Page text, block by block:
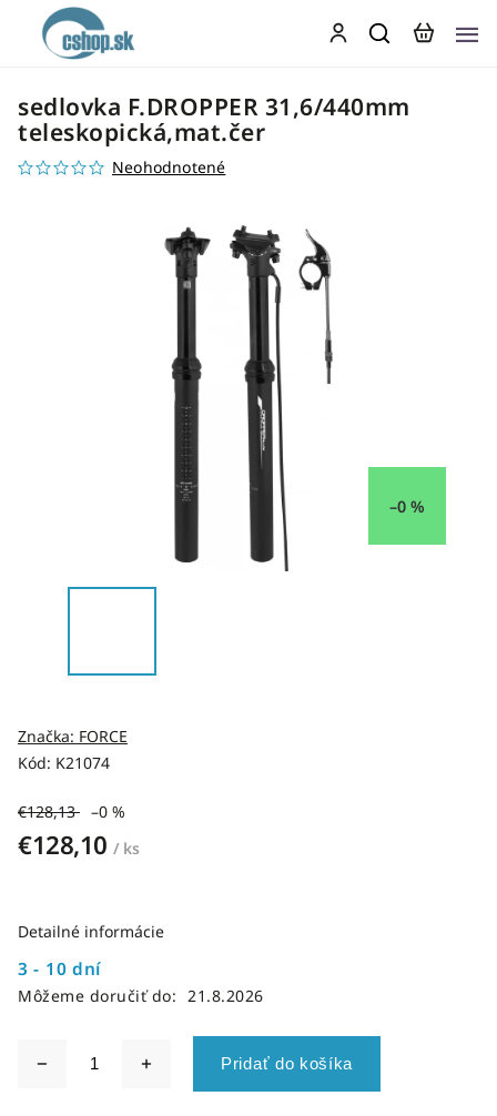
sedlovka F.DROPPER 31,6/440mm
teleskopická,mat.čer
Neohodnotené
–0 %
Kód: K21074
Značka: FORCE
€128,13 –0 %
€128,10 / ks
3 - 10 dní
Môžeme doručiť do: 21.8.2026
Pridať do košíka
Detailné informácie